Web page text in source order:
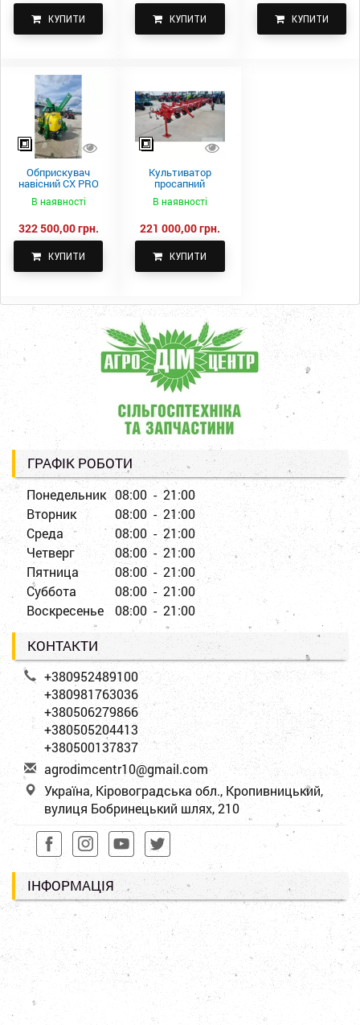
КУПИТИ КУПИТИ КУПИТИ
Обприскувач
навісний CX PRO
В наявності
322 500,00 грн.
КУПИТИ
Культиватор
просапний
КПН-5,6-05
В наявності
221 000,00 грн.
КУПИТИ
ГРАФІК РОБОТИ
Понедельник 08:00 - 21:00
Вторник
08:00 - 21:00
Среда
08:00 - 21:00
Четверг
08:00 - 21:00
Пятница
08:00 - 21:00
Суббота
08:00 - 21:00
Воскресенье
08:00 - 21:00
КОНТАКТИ
+380952489100
+380981763036
+380506279866
+380505204413
+380500137837
agrodimcentr10@gmail.com
Україна, Кіровоградська обл., Кропивницький,
вулиця Бобринецький шлях, 210
ІНФОРМАЦІЯ